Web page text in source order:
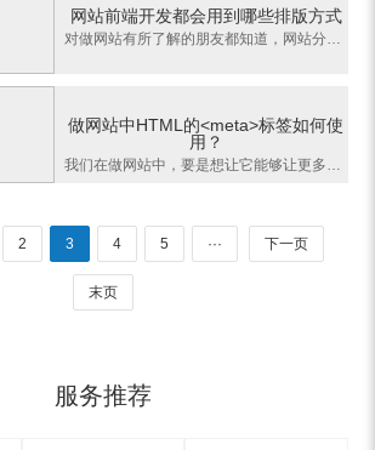
网站前端开发都会用到哪些排版方式
对做网站有所了解的朋友都知道，网站分前端和后端，前端主要是呈现在用户眼前的元素，比如网站的界面、网站风格以及网站网站上的每一个元素；网站后端主要是功能开发，比如网页上的文本和图片信息后台管理，网站管理员只需要通过后台上传公司信息，用户就能在网站前端看到上传后的内容资料。这篇文章我们主要来说说网站前端
做网站中HTML的<meta>标签如何使
用？
我们在做网站中，要是想让它能够让更多的人去访问，最好的方法就是通过搜索引擎来找到你的网址，于是需要你的网页可以有关键词能够让搜索引擎来识别，于是HTML中的<meta>标签就是这个功能，将这个页面的关键信息写入去，让搜索引擎能够去识别，那么接下来就说一下<meta>如何去使用：<head><title>m
2 3 4 5 ··· 下一页
末页
服务推荐